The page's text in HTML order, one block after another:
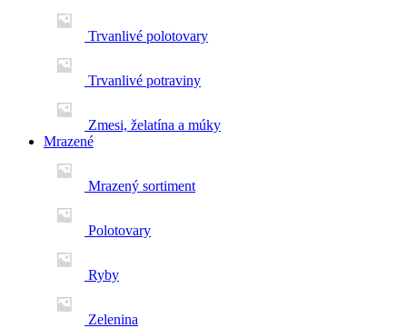
Trvanlivé polotovary
Trvanlivé potraviny
Zmesi, želatína a múky
Mrazené
Mrazený sortiment
Polotovary
Ryby
Zelenina